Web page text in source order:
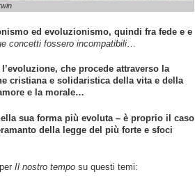
ed evoluzionismo, quindi fra fede e e
concetti fossero incompatibili
che procede attraverso la
cristiana e solidaristica della vita e della
e la morale…
sua forma più evoluta – è proprio il caso
della legge del più forte e sfoci
Il nostro tempo su questi temi: